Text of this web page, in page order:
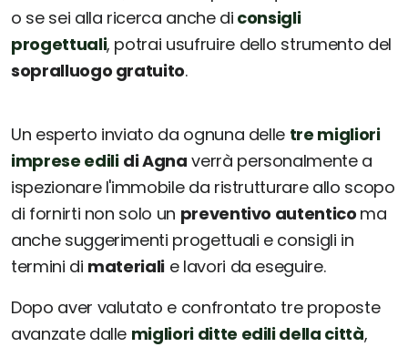
o se sei alla ricerca anche di consigli
progettuali, potrai usufruire dello strumento del
sopralluogo gratuito.
Un esperto inviato da ognuna delle tre migliori
imprese edili di Agna verrà personalmente a
ispezionare l'immobile da ristrutturare allo scopo
di fornirti non solo un preventivo autentico ma
anche suggerimenti progettuali e consigli in
termini di materiali e lavori da eseguire.
Dopo aver valutato e confrontato tre proposte
avanzate dalle migliori ditte edili della città,